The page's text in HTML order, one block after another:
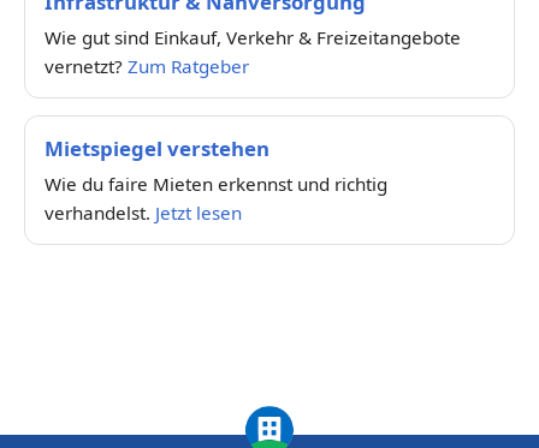
Wie gut sind Einkauf, Verkehr & Freizeitangebote
vernetzt? Zum Ratgeber
Mietspiegel verstehen
Wie du faire Mieten erkennst und richtig
verhandelst. Jetzt lesen